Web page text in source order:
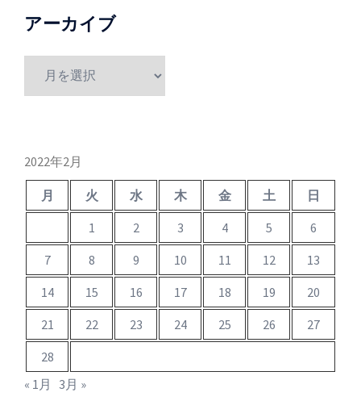
アーカイブ
2022年2月
月 火 水 木 金 土
日
1
2 3 4 5
6
7
8 9 10 11 12
13
14
15 16 17 18 19
20
21
22 23 24 25 26
27
28
« 1月 3月 »